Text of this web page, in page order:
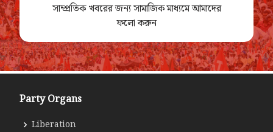
সাম্প্রতিক খবরের জন্য সামাজিক মাধ্যমে আমাদের
ফলো করুন
Party Organs
Liberation